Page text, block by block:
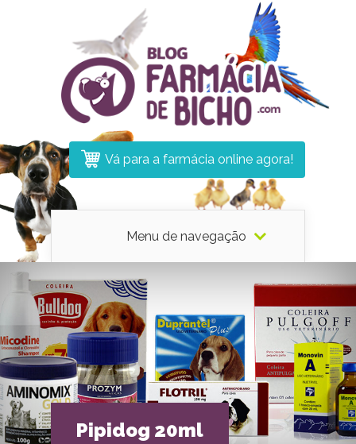
Vá para a farmácia online agora!
Menu de navegação
Pipidog 20ml